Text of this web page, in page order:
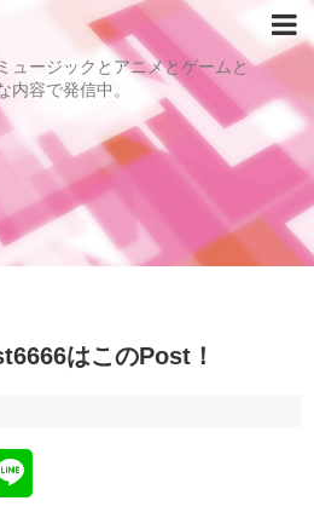
ュージックとアニメとゲームと
内容で発信中。
はこのPost！